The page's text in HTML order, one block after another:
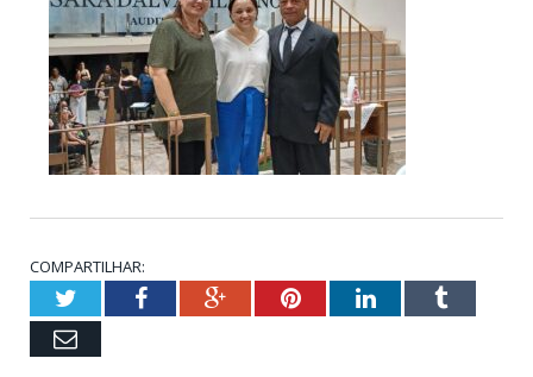
COMPARTILHAR:
TwitterFacebookGoogle+PinterestLinkedInTumblr
Email